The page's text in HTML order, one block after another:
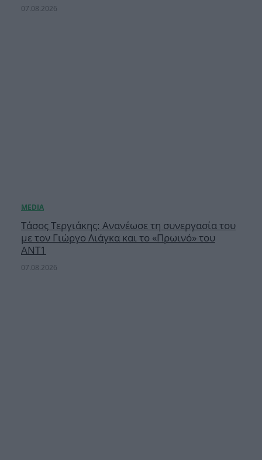
07.08.2026
Τάσος Τεργιάκης: Ανανέωσε τη συνεργασία του
με τον Γιώργο Λιάγκα και το «Πρωινό» του
ΑΝΤ1
07.08.2026